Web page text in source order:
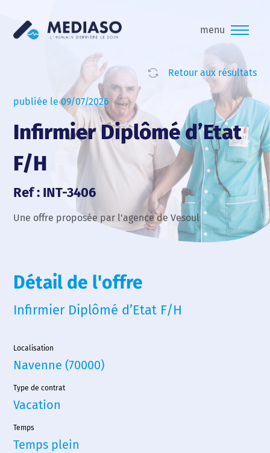
menu
Retour aux résultats
publiée le 09/07/2026
Infirmier Diplômé d’Etat
F/H
Ref : INT-3406
Une offre proposée par l'agence de Vesoul
Détail de l'offre
Infirmier Diplômé d’Etat F/H
Localisation
Navenne (70000)
Type de contrat
Vacation
Temps
Temps plein